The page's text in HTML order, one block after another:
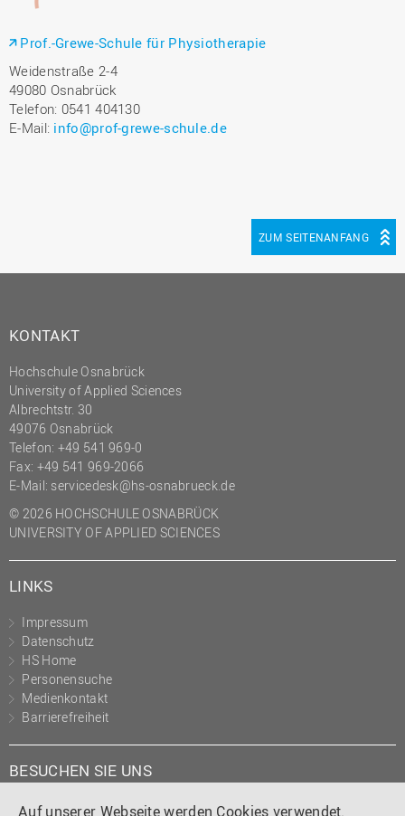
Auf unserer Webseite werden Cookies verwendet.
Prof.-Grewe-Schule für Physiotherapie
Weidenstraße 2-4
49080 Osnabrück
Telefon: 0541 404130
E-Mail: info@prof-grewe-schule.de
ZUM SEITENANFANG
KONTAKT
Hochschule Osnabrück
University of Applied Sciences
Albrechtstr. 30
49076 Osnabrück
Telefon: +49 541 969-0
Fax: +49 541 969-2066
E-Mail: servicedesk@hs-osnabrueck.de
© 2026 HOCHSCHULE OSNABRÜCK
UNIVERSITY OF APPLIED SCIENCES
LINKS
Impressum
Datenschutz
HS Home
Personensuche
Medienkontakt
Barrierefreiheit
BESUCHEN SIE UNS